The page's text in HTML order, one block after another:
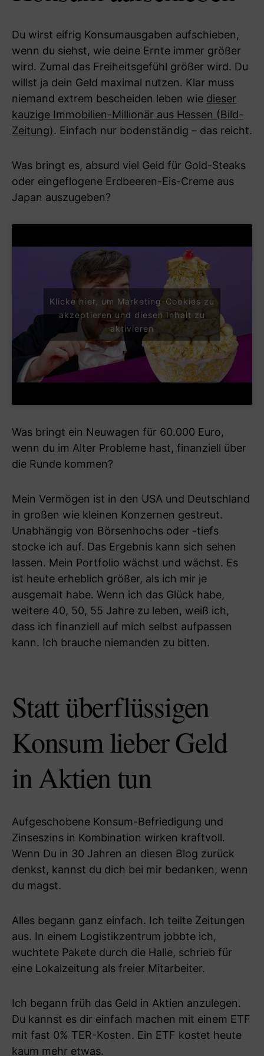
Du wirst eifrig Konsumausgaben aufschieben,
wenn du siehst, wie deine Ernte immer größer
wird. Zumal das Freiheitsgefühl größer wird. Du
willst ja dein Geld maximal nutzen. Klar muss
niemand extrem bescheiden leben wie dieser
kauzige Immobilien-Millionär aus Hessen (Bild-
Zeitung). Einfach nur bodenständig – das reicht.
Was bringt es, absurd viel Geld für Gold-Steaks
oder eingeflogene Erdbeeren-Eis-Creme aus
Japan auszugeben?
Klicke hier, um Marketing-Cookies zu
akzeptieren und diesen Inhalt zu
aktivieren
Was bringt ein Neuwagen für 60.000 Euro,
wenn du im Alter Probleme hast, finanziell über
die Runde kommen?
Mein Vermögen ist in den USA und Deutschland
in großen wie kleinen Konzernen gestreut.
Unabhängig von Börsenhochs oder -tiefs
stocke ich auf. Das Ergebnis kann sich sehen
lassen. Mein Portfolio wächst und wächst. Es
ist heute erheblich größer, als ich mir je
ausgemalt habe. Wenn ich das Glück habe,
weitere 40, 50, 55 Jahre zu leben, weiß ich,
dass ich finanziell auf mich selbst aufpassen
kann. Ich brauche niemanden zu bitten.
Statt überflüssigen
Konsum lieber Geld
in Aktien tun
Aufgeschobene Konsum-Befriedigung und
Zinseszins in Kombination wirken kraftvoll.
Wenn Du in 30 Jahren an diesen Blog zurück
denkst, kannst du dich bei mir bedanken, wenn
du magst.
Alles begann ganz einfach. Ich teilte Zeitungen
aus. In einem Logistikzentrum jobbte ich,
wuchtete Pakete durch die Halle, schrieb für
eine Lokalzeitung als freier Mitarbeiter.
Ich begann früh das Geld in Aktien anzulegen.
Du kannst es dir einfach machen mit einem ETF
mit fast 0% TER-Kosten. Ein ETF kostet heute
kaum mehr etwas.